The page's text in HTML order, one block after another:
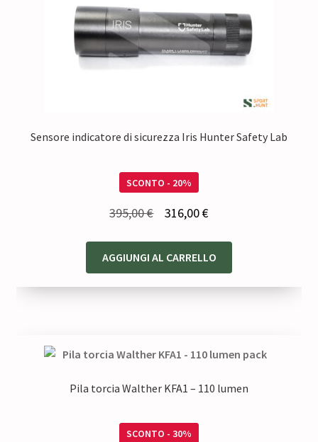
Sensore indicatore di sicurezza Iris Hunter Safety Lab
SCONTO - 20%
395,00€
originale
era:
316,00€Il
attuale
è:
AGGIUNGI AL CARRELLO
Pila torcia Walther KFA1 – 110 lumen
SCONTO - 30%